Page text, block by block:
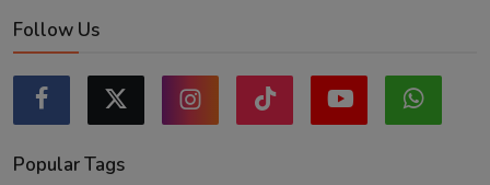
Follow Us
Popular Tags